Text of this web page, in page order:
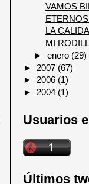
VAMOS
LA
MI
►enero (29)
► 2007 (67)
► 2006 (1)
► 2004 (1)
Usuarios
Últimos